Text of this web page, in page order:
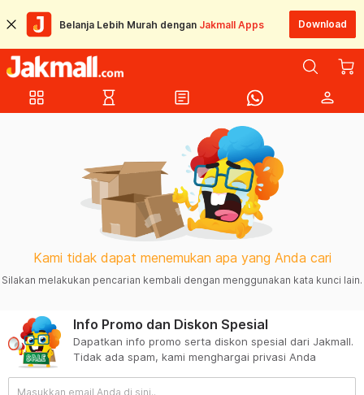
Belanja Lebih Murah dengan Jakmall Apps Download
grid_view hourglass_empty article person
Kami tidak dapat menemukan apa yang Anda cari
Silakan melakukan pencarian kembali dengan menggunakan kata kunci lain.
Info Promo dan Diskon Spesial
Dapatkan info promo serta diskon spesial dari Jakmall.
Tidak ada spam, kami menghargai privasi Anda